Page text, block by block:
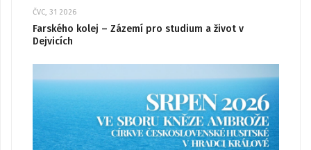
ČVC, 31 2026
Farského kolej – Zázemí pro studium a život v
Dejvicích